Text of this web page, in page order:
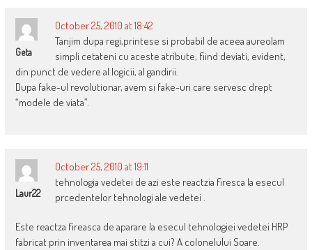
Geta
October 25, 2010 at 18:42
Tanjim dupa regi,printese si probabil de aceea aureolam
simpli cetateni cu aceste atribute, fiind deviati, evident,
din punct de vedere al logicii, al gandirii.
Dupa fake-ul revolutionar, avem si fake-uri care servesc drept
“modele de viata”.
Laur22
October 25, 2010 at 19:11
tehnologia vedetei de azi este reactzia firesca la esecul
prcedentelor tehnologi ale vedetei .
Este reactza fireasca de aparare la esecul tehnologiei vedetei HRP
fabricat prin inventarea mai stitzi a cui? A colonelului Soare.